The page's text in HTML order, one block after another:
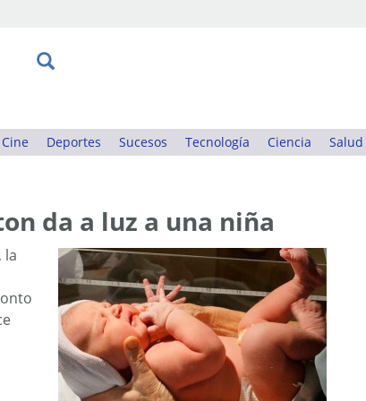
Cine Deportes Sucesos Tecnología Ciencia Salud
da a luz a una niña
la